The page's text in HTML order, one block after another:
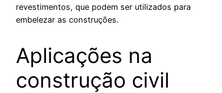
revestimentos, que podem ser utilizados para
embelezar as construções.
Aplicações na
construção civil